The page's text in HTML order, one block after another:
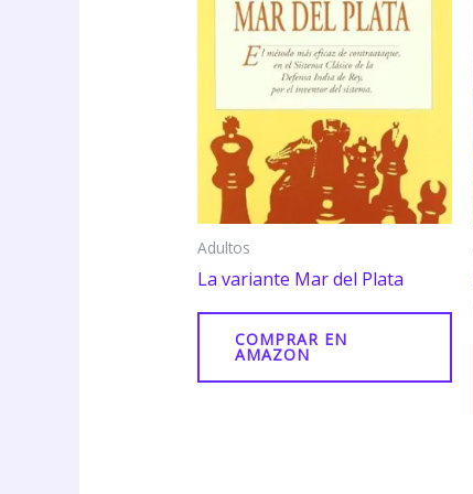
Adultos
La variante Mar del Plata
COMPRAR EN
AMAZON